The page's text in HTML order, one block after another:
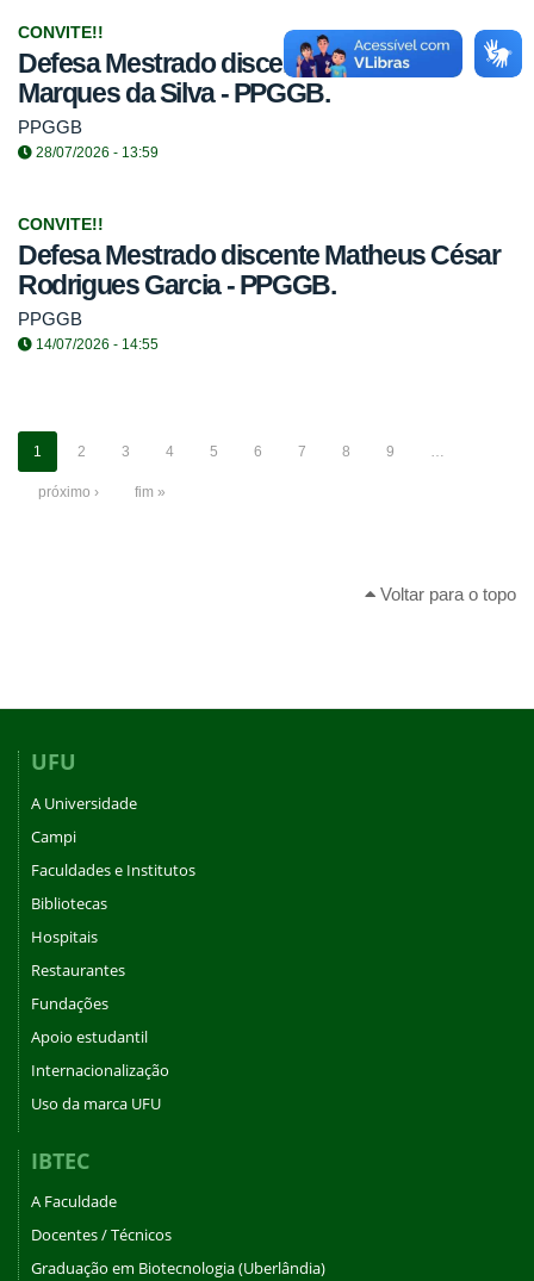
CONVITE!!
Defesa Mestrado discente Leonardo
Marques da Silva - PPGGB.
PPGGB
28/07/2026 - 13:59
CONVITE!!
Defesa Mestrado discente Matheus César
Rodrigues Garcia - PPGGB.
PPGGB
14/07/2026 - 14:55
1 2 3 4 5 6 7 8 9
próximo › fim »
Voltar para o topo
UFU
A Universidade
Campi
Faculdades e Institutos
Bibliotecas
Hospitais
Restaurantes
Fundações
Apoio estudantil
Internacionalização
Uso da marca UFU
IBTEC
A Faculdade
Docentes / Técnicos
Graduação em Biotecnologia (Uberlândia)